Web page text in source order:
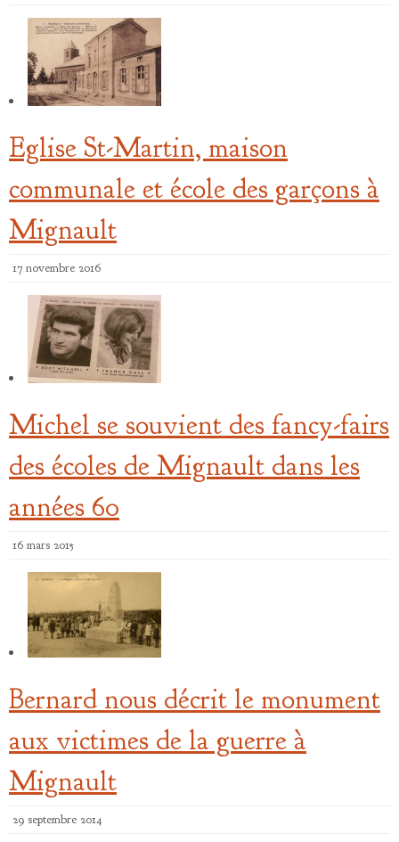
Eglise St-Martin, maison
communale et école des garçons à
Mignault
17 novembre 2016
Michel se souvient des fancy-fairs
des écoles de Mignault dans les
années 60
16 mars 2015
Bernard nous décrit le monument
aux victimes de la guerre à
Mignault
29 septembre 2014